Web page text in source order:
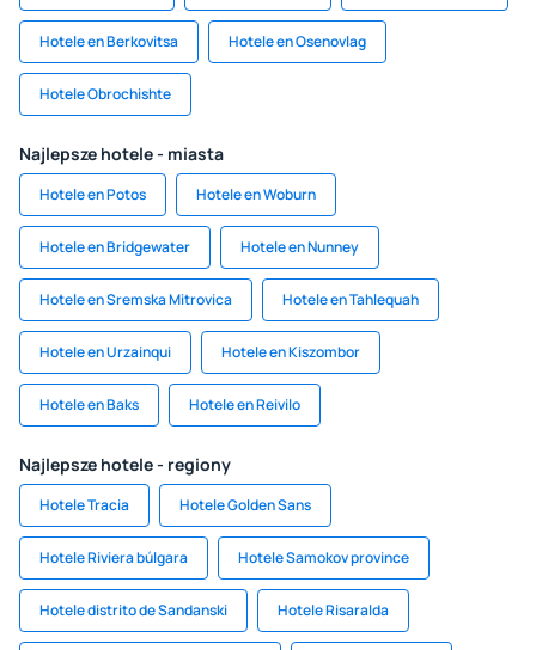
Hotele en Berkovitsa Hotele en Osenovlag
Hotele Obrochishte
Najlepsze hotele - miasta
Hotele en Potos Hotele en Woburn
Hotele en Bridgewater Hotele en Nunney
Hotele en Sremska Mitrovica Hotele en Tahlequah
Hotele en Urzainqui Hotele en Kiszombor
Hotele en Baks Hotele en Reivilo
Najlepsze hotele - regiony
Hotele Tracia Hotele Golden Sans
Hotele Riviera búlgara Hotele Samokov province
Hotele distrito de Sandanski Hotele Risaralda